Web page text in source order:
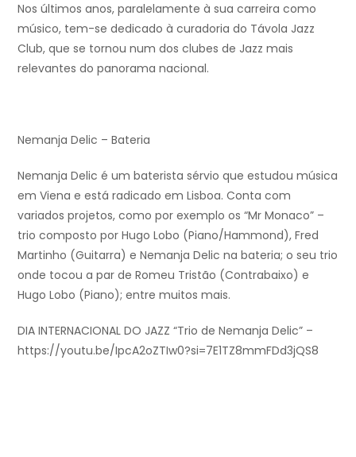
Nos últimos anos, paralelamente à sua carreira como
músico, tem-se dedicado à curadoria do Távola Jazz
Club, que se tornou num dos clubes de Jazz mais
relevantes do panorama nacional.
Nemanja Delic – Bateria
Nemanja Delic é um baterista sérvio que estudou música
em Viena e está radicado em Lisboa. Conta com
variados projetos, como por exemplo os “Mr Monaco” –
trio composto por Hugo Lobo (Piano/Hammond), Fred
Martinho (Guitarra) e Nemanja Delic na bateria; o seu trio
onde tocou a par de Romeu Tristão (Contrabaixo) e
Hugo Lobo (Piano); entre muitos mais.
DIA INTERNACIONAL DO JAZZ “Trio de Nemanja Delic” –
https://youtu.be/IpcA2oZTIw0?si=7E1TZ8mmFDd3jQS8